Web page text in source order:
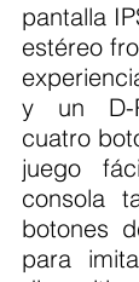
pantalla
estéreo
y un D-
cuatro
juego
consola
botones
para